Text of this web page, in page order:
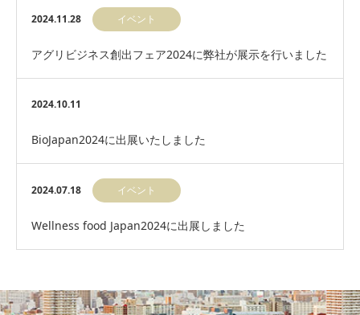
2024.11.28 イベント
アグリビジネス創出フェア2024に弊社が展示を行いました
2024.10.11
BioJapan2024に出展いたしました
2024.07.18 イベント
Wellness food Japan2024に出展しました